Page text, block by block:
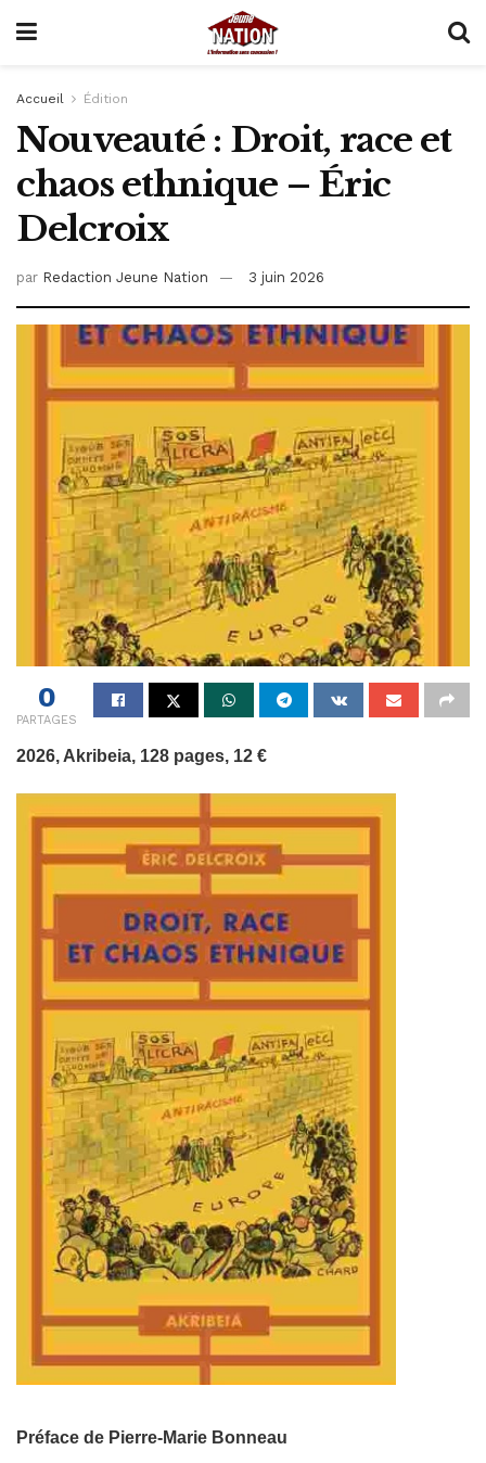
Accueil Édition
Nouveauté : Droit, race et
chaos ethnique – Éric
Delcroix
par Redaction Jeune Nation 3 juin 2026
0
PARTAGES
2026, Akribeia, 128 pages, 12 €
Préface de Pierre-Marie Bonneau